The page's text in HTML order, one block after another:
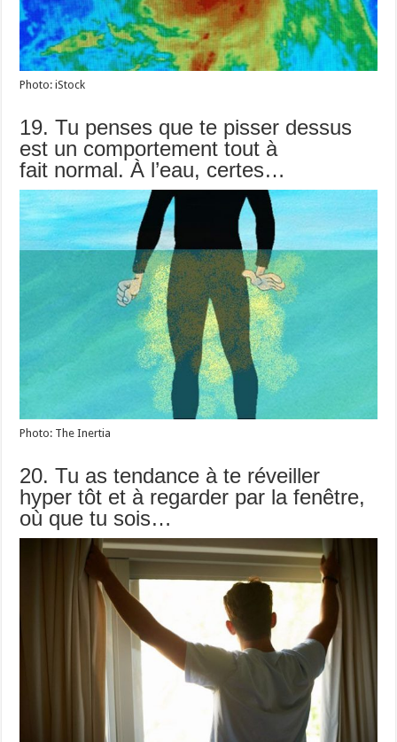
Photo: iStock
19. Tu penses que te pisser dessus
est un comportement tout à
fait normal. À l’eau, certes…
Photo: The Inertia
20. Tu as tendance à te réveiller
hyper tôt et à regarder par la fenêtre,
où que tu sois…